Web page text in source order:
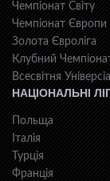
Чемпіонат Світу
Чемпіонат Європи
Золота Євроліга
Клубний
Всесвiтня
НАЦІОНАЛЬНІ
Польща
Італія
Турція
Франція